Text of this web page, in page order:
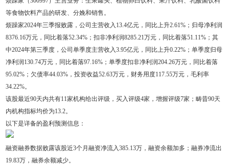
等食物饮料产品的研发、分娩和销售。
烦躁家2024年三季报败露，公司主营收入13.4亿元，同比上升2.61%；归母净利润
8376.16万元，同比着落52.34%；扣非净利润8285.21万元，同比着落51.11%；其
中2024年第三季度，公司单季度主营收入3.95亿元，同比上升0.22%；单季度归母
净利润130.74万元，同比着落97.16%；单季度扣非净利润204.26万元，同比着落
95.02%；欠债率44.03%，投资收益52.63万元，财务用度117.55万元，毛利率
34.22%。
该股最近90天内共有11家机构给出评级，买入评级4家，增握评级7家；畴昔90天
内机构指标均价为13.2。
以下是详备的盈利预测信息：
融资融券数据败露该股近3个月融资净流入385.13万，融资余额加多；融券净流出
19.83万，融券余额减少。